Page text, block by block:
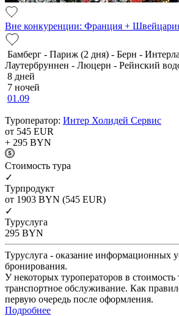
Вне конкуренции: Франция +
Бамберг - Париж (2 дня) - Берн -
Лаутербруннен - Люцерн - Рейнский
8 дней
7 ночей
01.09
Туроператор: Интер Холидей Сервис
от 545 EUR
+ 295 BYN
Cтоимость тура
✓
Турпродукт
от 1903 BYN (545 EUR)
✓
Туруслуга
295 BYN
Туруслуга - оказание информационных
бронирования.
У некоторых туроператоров в стоимость
транспортное обслуживание. Как
первую очередь после оформления.
Подробнее